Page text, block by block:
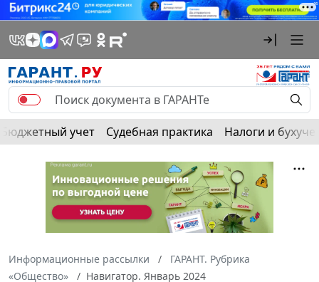
Бюджетный учет Судебная практика Налоги и
Информационные рассылки
ГАРАНТ. Рубрика
«Общество»
Навигатор. Январь 2024